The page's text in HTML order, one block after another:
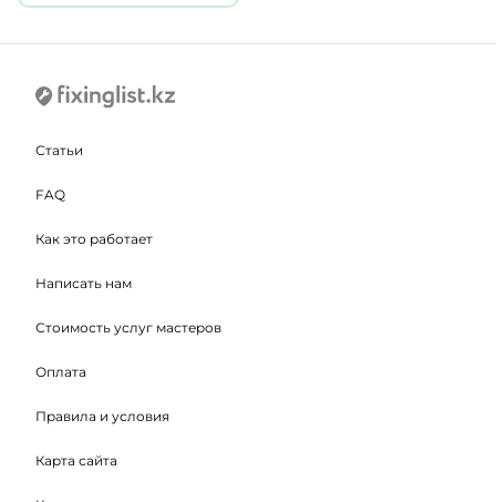
Статьи
FAQ
Как это работает
Написать нам
Стоимость услуг мастеров
Оплата
Правила и условия
Карта сайта